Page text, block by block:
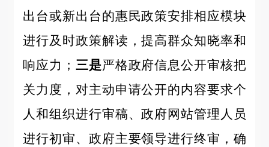
出台或新出台的惠民政策安排相应模块
进行及时政策解读，提高群众知晓率和
响应力； 三是严格政府信息公开审核把
关力度，对主动申请公开的内容要求个
人和组织进行审稿、政府网站管理人员
进行初审、政府主要领导进行终审，确